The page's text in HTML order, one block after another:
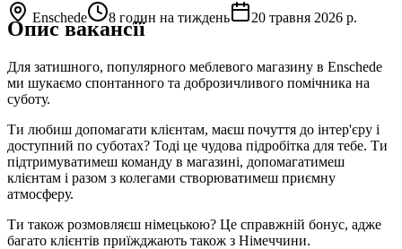
Enschede 8 годин на тиждень 20 травня 2026 р.
Опис вакансії
Для затишного, популярного меблевого магазину в Enschede
ми шукаємо спонтанного та доброзичливого помічника на
суботу.
Ти любиш допомагати клієнтам, маєш почуття до інтер'єру і
доступний по суботах? Тоді це чудова підробітка для тебе. Ти
підтримуватимеш команду в магазині, допомагатимеш
клієнтам і разом з колегами створюватимеш приємну
атмосферу.
Ти також розмовляєш німецькою? Це справжній бонус, адже
багато клієнтів приїжджають також з Німеччини.